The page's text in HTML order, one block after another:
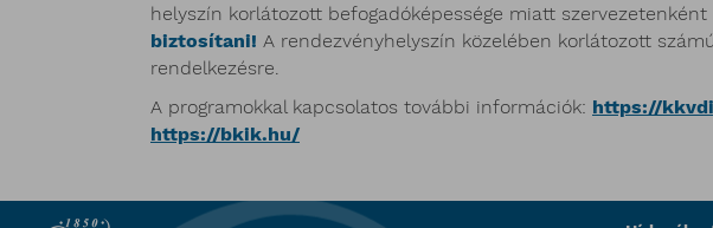
helyszín korlátozott befogadóképessége miatt szervezetenként
biztosítani! A rendezvényhelyszín közelében korlátozott
rendelkezésre.
A programokkal kapcsolatos további információk: https://
https://bkik.hu/